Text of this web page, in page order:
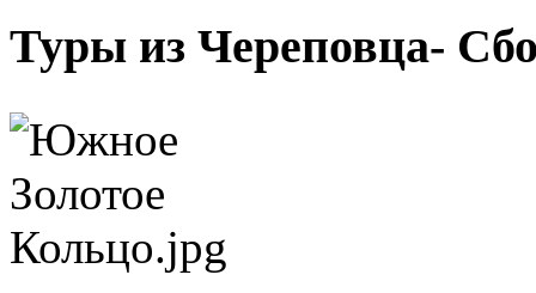
Туры из Череповца-